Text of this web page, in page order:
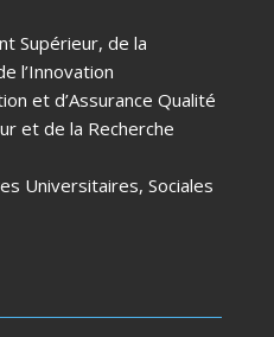
Supérieur, de la
l’Innovation
et d’Assurance Qualité
et de la Recherche
Universitaires, Sociales